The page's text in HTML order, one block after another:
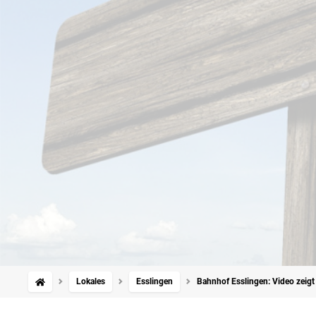
Lokales Esslingen Bahnhof Esslingen: Video